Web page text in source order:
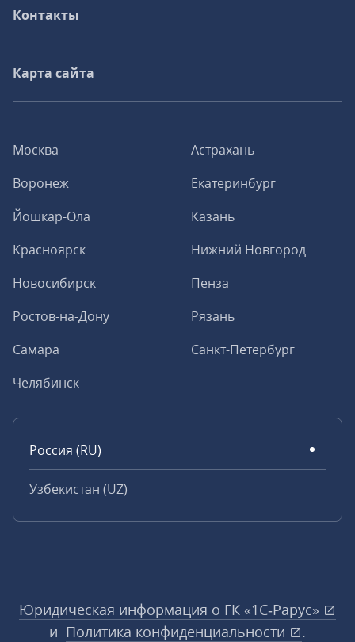
Москва
Астрахань
Воронеж
Екатеринбург
Йошкар-Ола
Казань
Красноярск
Нижний Новгород
Новосибирск
Пенза
Ростов-на-Дону
Рязань
Самара
Санкт-Петербург
Челябинск
Россия (RU)
Узбекистан (UZ)
Контакты
Карта сайта
Юридическая информация о ГК «1С‑Рарус»
и Политика конфиденциальности
.